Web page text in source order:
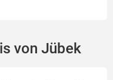
von Jübek